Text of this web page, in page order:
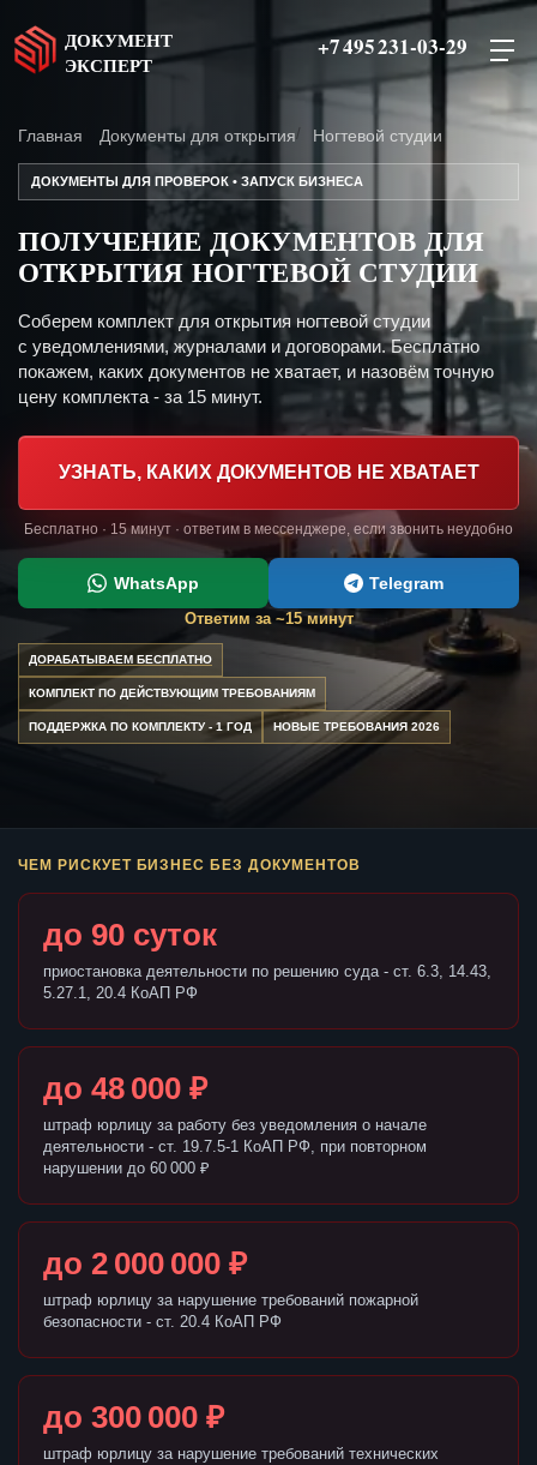
ДОКУМЕНТ
ЭКСПЕРТ
+7 495 231-03-29
Главная Документы для открытия Ногтевой студии
ДОКУМЕНТЫ ДЛЯ ПРОВЕРОК • ЗАПУСК БИЗНЕСА
ПОЛУЧЕНИЕ ДОКУМЕНТОВ ДЛЯ
ОТКРЫТИЯ НОГТЕВОЙ СТУДИИ
Соберем комплект для открытия ногтевой студии
с уведомлениями, журналами и договорами. Бесплатно
покажем, каких документов не хватает, и назовём точную
цену комплекта - за 15 минут.
УЗНАТЬ, КАКИХ ДОКУМЕНТОВ НЕ ХВАТАЕТ
Бесплатно · 15 минут · ответим в мессенджере, если звонить неудобно
WhatsApp Telegram
Ответим за ~15 минут
ДОРАБАТЫВАЕМ БЕСПЛАТНО
КОМПЛЕКТ ПО ДЕЙСТВУЮЩИМ ТРЕБОВАНИЯМ
ПОДДЕРЖКА ПО КОМПЛЕКТУ - 1 ГОД НОВЫЕ ТРЕБОВАНИЯ 2026
ЧЕМ РИСКУЕТ БИЗНЕС БЕЗ ДОКУМЕНТОВ
до 90 суток
приостановка деятельности по решению суда - ст. 6.3, 14.43,
5.27.1, 20.4 КоАП РФ
до 48 000 ₽
штраф юрлицу за работу без уведомления о начале
деятельности - ст. 19.7.5-1 КоАП РФ, при повторном
нарушении до 60 000 ₽
до 2 000 000 ₽
штраф юрлицу за нарушение требований пожарной
безопасности - ст. 20.4 КоАП РФ
до 300 000 ₽
штраф юрлицу за нарушение требований технических